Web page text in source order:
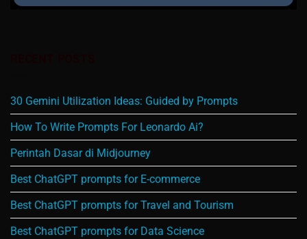
30 Gemini Utilization Ideas: Guided by Prompts
How To Write Prompts For Leonardo Ai?
Perintah Dasar di Midjourney
Best ChatGPT prompts for E-commerce
Best ChatGPT prompts for Travel and Tourism
Best ChatGPT prompts for Data Science